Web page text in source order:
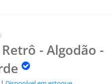
- Algodão -